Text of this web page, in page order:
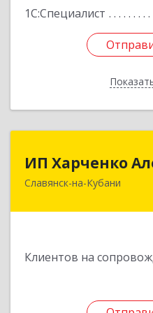
1С:Специалист
ИП Харченко
Славянск-на-Кубани
Клиентов на
ИП Харченко
353 579,